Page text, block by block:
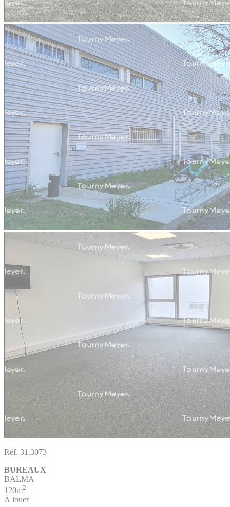
Réf. 31.3073
BUREAUX
BALMA
120m2
À louer